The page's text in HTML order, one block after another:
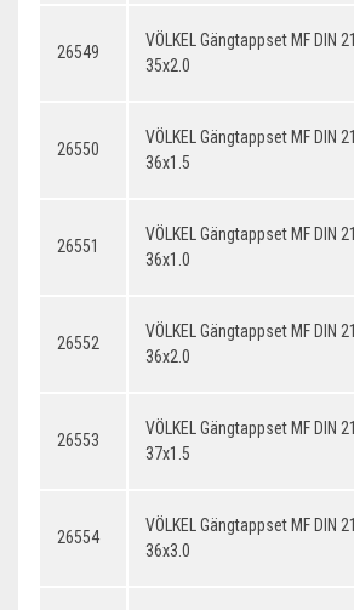
26549
VÖLKEL Gängtappset MF DIN
35x2.0
26550
VÖLKEL Gängtappset MF DIN
36x1.5
26551
VÖLKEL Gängtappset MF DIN
36x1.0
26552
VÖLKEL Gängtappset MF DIN
36x2.0
26553
VÖLKEL Gängtappset MF DIN
37x1.5
26554
VÖLKEL Gängtappset MF DIN
36x3.0